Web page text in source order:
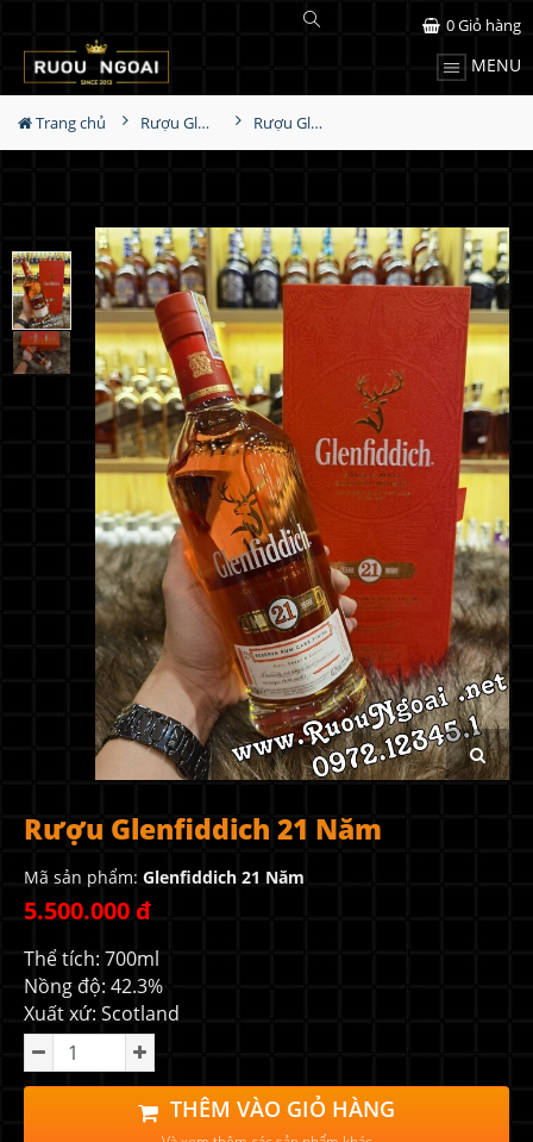
MENU
0Giỏ hàng
Trang chủ Rượu Glenfiddich Rượu Glenfiddich 21 Năm
Rượu Glenfiddich 21 Năm
Mã sản phẩm: Glenfiddich 21 Năm
5.500.000 đ
Thể tích: 700ml
Nồng độ: 42.3%
Xuất xứ: Scotland
THÊM VÀO GIỎ HÀNG